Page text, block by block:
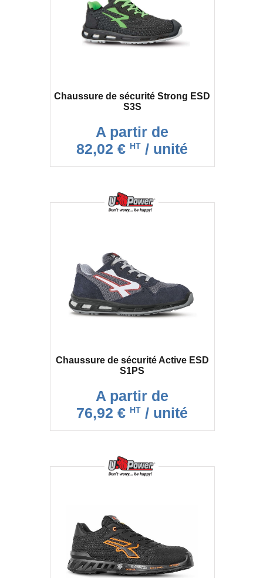
Chaussure de sécurité Strong ESD
S3S
A partir de
82,02 € HT / unité
Chaussure de sécurité Active ESD
S1PS
A partir de
76,92 € HT / unité